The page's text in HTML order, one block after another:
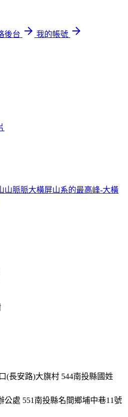
後台
我的帳號
山脈脈大橫屏山系的最高峰-大橫
(長安路)大旗村 544南投縣國姓
公處 551南投縣名間鄉埔中巷11號